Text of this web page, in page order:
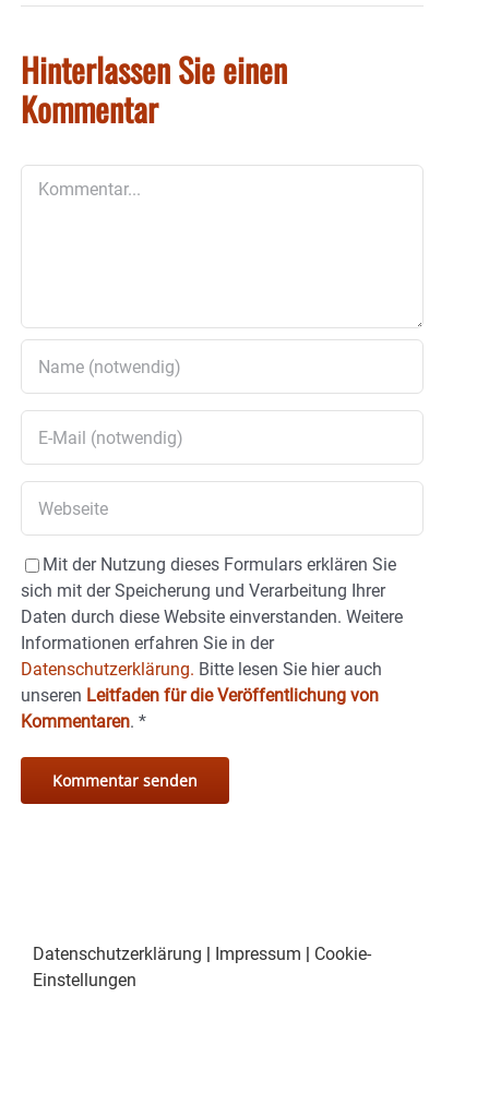
Hinterlassen Sie einen
Kommentar
Mit der Nutzung dieses Formulars erklären Sie
sich mit der Speicherung und Verarbeitung Ihrer
Daten durch diese Website einverstanden. Weitere
Informationen erfahren Sie in der
Datenschutzerklärung. Bitte lesen Sie hier auch
unseren Leitfaden für die Veröffentlichung von
Kommentaren. *
Datenschutzerklärung Impressum
Cookie-
Einstellungen